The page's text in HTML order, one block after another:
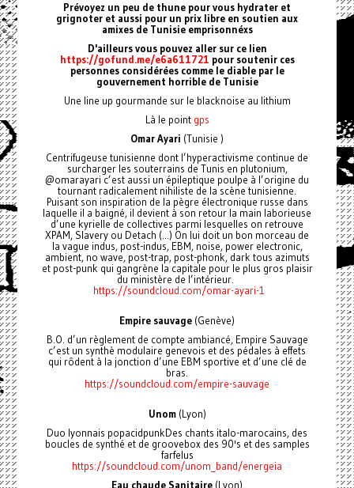
Prévoyez un peu de thune pour vous hydrater et
grignoter et aussi pour un prix libre en soutien aux
amixes de Tunisie emprisonnéxs
D'ailleurs vous pouvez aller sur ce lien
https://gofund.me/e6a611721 pour soutenir ces
personnes considérées comme le diable par le
gouvernement horrible de Tunisie
Une line up gourmande sur le blacknoise au lithium
Là le pointgps
Omar Ayari (Tunisie )
Centrifugeuse tunisienne dont l’hyperactivisme continue de
surcharger les souterrains de Tunis en plutonium,
@omarayari c’est aussi un épileptique poulpe à l’origine du
tournant radicalement nihiliste de la scène tunisienne.
Puisant son inspiration de la pègre électronique russe dans
laquelle il a baigné, il devient à son retour la main laborieuse
d’une kyrielle de collectives parmi lesquelles on retrouve
XPAM, Slavery ou Detach (...) On lui doit un bon morceau de
la vague indus, post-indus, EBM, noise, power electronic,
ambient, no wave, post-trap, post-phonk, dark tous azimuts
et post-punk qui gangrène la capitale pour le plus gros plaisir
du ministère de l’intérieur.
https://soundcloud.com/omar-ayari-1
Empire sauvage (Genève)
B.O. d’un règlement de compte ambiancé, Empire Sauvage
c’est un synthè modulaire genevois et des pédales à effets
qui rôdent à la jonction d’une EBM sportive et d’une clé de
bras.
https://soundcloud.com/empire-sauvage
Unom (Lyon)
Duo lyonnais popacidpunkDes chants italo-marocains, des
boucles de synthé et de groovebox des 90's et des samples
farfelus
https://soundcloud.com/unom_band/energeia
Eau chaude Sanitaire (Lyon)